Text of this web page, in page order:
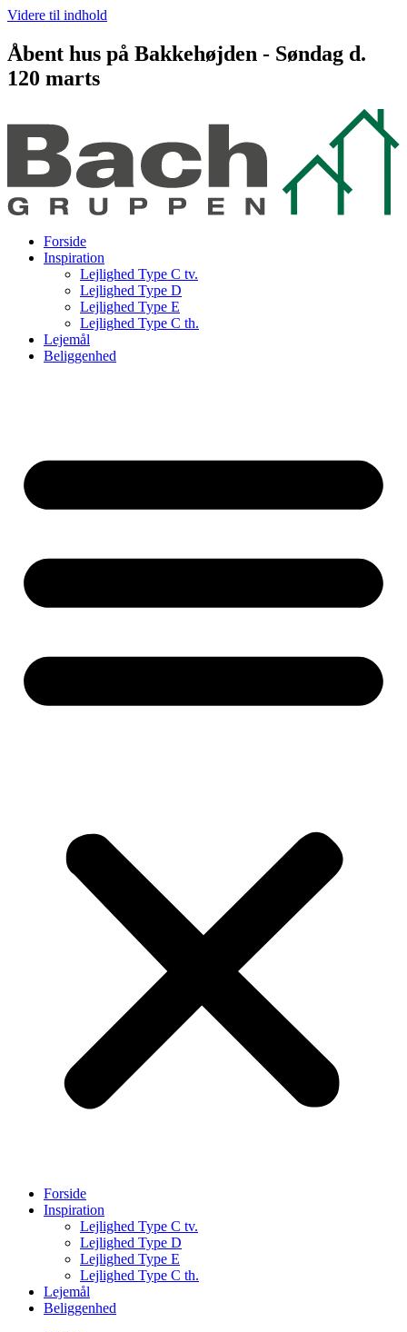
Videre til indhold
Åbent hus på Bakkehøjden - Søndag d.
120 marts
Forside
Inspiration
Lejlighed Type C tv.
Lejlighed Type D
Lejlighed Type E
Lejlighed Type C th.
Lejemål
Beliggenhed
Forside
Inspiration
Lejlighed Type C tv.
Lejlighed Type D
Lejlighed Type E
Lejlighed Type C th.
Lejemål
Beliggenhed